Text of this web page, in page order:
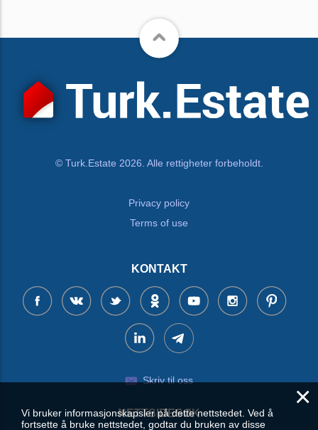
© Turk.Estate 2026. Alle rettigheter forbeholdt.
Privacy policy
Terms of use
KONTAKT
Skriv til oss
NETTSIDESØK
×
Vi bruker informasjonskapsler på dette nettstedet. Ved å
fortsette å bruke nettstedet, godtar du bruken av disse